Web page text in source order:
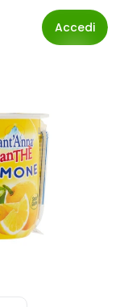
Accedi